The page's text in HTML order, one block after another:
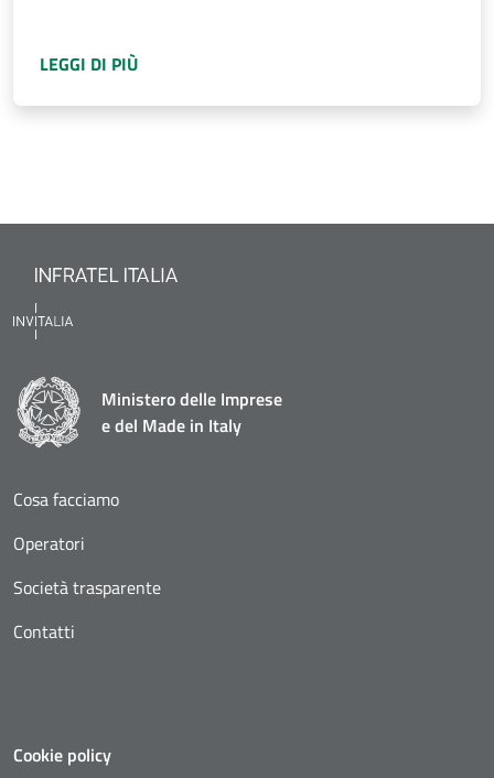
LEGGI DI PIÙ
Ministero delle Imprese
e del Made in Italy
Cosa facciamo
Operatori
Società trasparente
Contatti
Cookie policy